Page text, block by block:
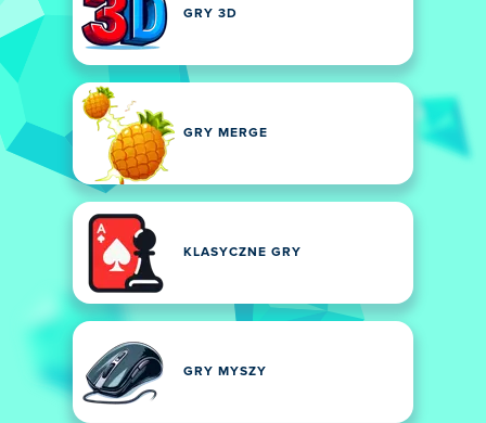
GRY 3D
GRY MERGE
KLASYCZNE GRY
GRY MYSZY